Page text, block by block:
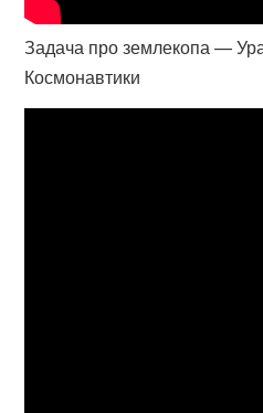
Задача про землекопа —
Космонавтики